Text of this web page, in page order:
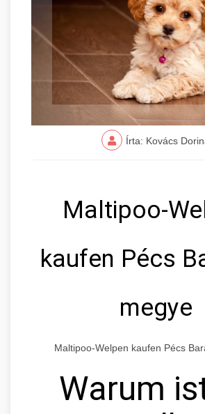
Írta: Kovács
Maltipoo-
kaufen Pécs
megye
Maltipoo-Welpen kaufen Pécs
Warum